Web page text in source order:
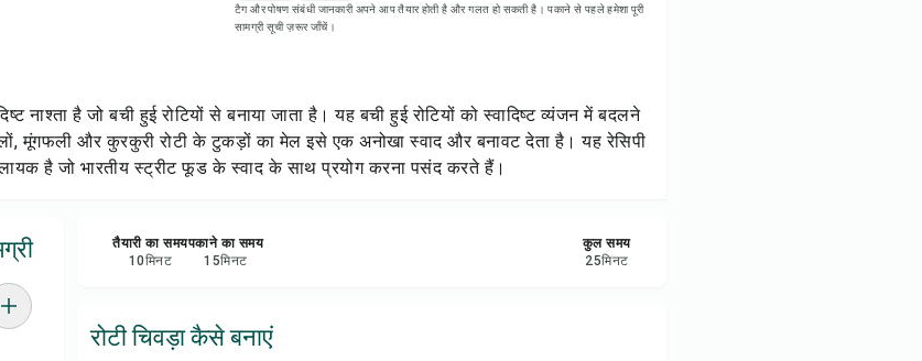
सेव करें
शेयर करें
टैग और पोषण संबंधी जानकारी अपने आप तैयार होती है और गलत हो सकती है। पकाने से पहले हमेशा पूरी
सामग्री सूची ज़रूर जाँचें।
नाश्ता है जो बची हुई रोटियों से बनाया जाता है। यह बची हुई रोटियों को स्वादिष्ट व्यंजन में बदलने
मूंगफली और कुरकुरी रोटी के टुकड़ों का मेल इसे एक अनोखा स्वाद और बनावट देता है। यह रेसिपी
है जो भारतीय स्ट्रीट फूड के स्वाद के साथ प्रयोग करना पसंद करते हैं।
तैयारी का समय
10मिनट
पकाने का समय
15मिनट
कुल समय
25मिनट
रोटी चिवड़ा कैसे बनाएं